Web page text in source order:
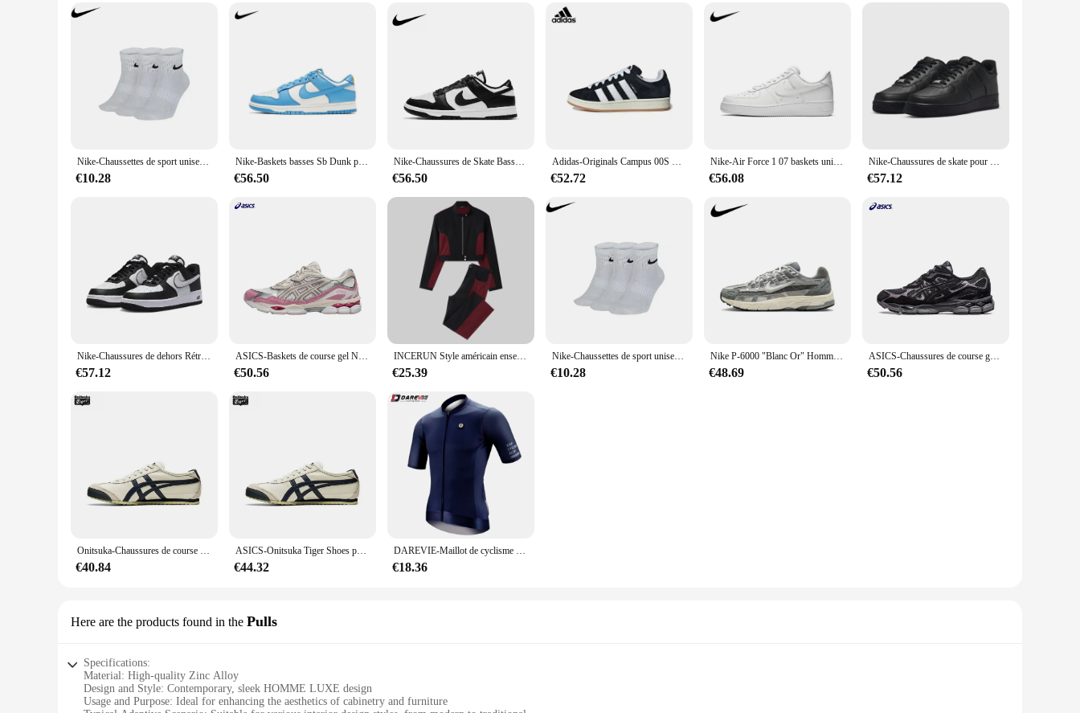
designed to be worn in a variety of settings, from casual outings to formal events. The sets are perfect for gifting, offering a complete set that can be shared or kept separate. The quality and versatility
of these rings make them an excellent choice for anyone looking to add a touch of luxury to their wardrobe.
Nike-Chaussettes de sport unisexes RefLightwePackage Crew, bas pour hommes et femmes, entraînement athlétique, S, M, L, XL, SX7676, 3 paires
€10.28
Nike-Baskets basses Sb Dunk pour homme, chaussures de skateboard légères
€56.50
Nike-Chaussures de Skate Basses Sb Dunk pour Homme et Femme, Baskets Classiques de dehors et de Fitness
€56.50
Adidas-Originals Campus 00S Basses pour Homme et Femme, Chaussures de Skateboard, Simples et à la Mode
€52.72
Nike-Air Force 1 07 baskets unisexes, chaussures de skateboard rétro légères pour hommes et femmes
€56.08
Nike-Chaussures de skate pour hommes et femmes, Air Force 1, Noir et blanc, Confortable, Décontracté, Sports, Planche, Mode, Af1
€57.12
Nike-Chaussures de dehors Rétro Décontractées et Polyvalentes, Air Force 1, Anti-Ald, Noir et Blanc, pour Homme et Femme
€57.12
ASICS-Baskets de course gel NYC originales pour hommes et femmes, chaussures de sport aérées et équilibrées
€50.56
INCERUN Style américain ensembles mode hommes Sexy court à manches longues pantalon imbibé mâle épissage déconstruction deux pièces ensembles S-5XL
€25.39
Nike-Chaussettes de sport unisexes RefLightwePackage Crew, bas pour hommes et femmes, entraînement athlétique, S, M, L, XL, SX7676, 3 paires
€10.28
Nike P-6000 "Blanc Or" Hommes et Femmes Simple Rétro Mode Décontracté Absorbant Les Chocs Chaussures De Course CN0149-001
€48.69
ASICS-Chaussures de course gel NYC pour hommes et femmes, baskets respirantes, originales, nouvelle collection 2024
€50.56
Onitsuka-Chaussures de course légères Tiger pour hommes et femmes, à enfiler
€40.84
ASICS-Onitsuka Tiger Shoes pour hommes et femmes, Chaussures de rencontre classiques, Mexique 66
€44.32
DAREVIE-Maillot de cyclisme à manches longues pour hommes et femmes, coupe couvertes, respirant, haute qualité, vêtements de cyclisme, éventuelles F 50 +
€18.36
Here are the products found in the Pulls
Specifications:
Material: High-quality Zinc Alloy
Design and Style: Contemporary, sleek HOMME LUXE design
Usage and Purpose: Ideal for enhancing the aesthetics of cabinetry and furniture